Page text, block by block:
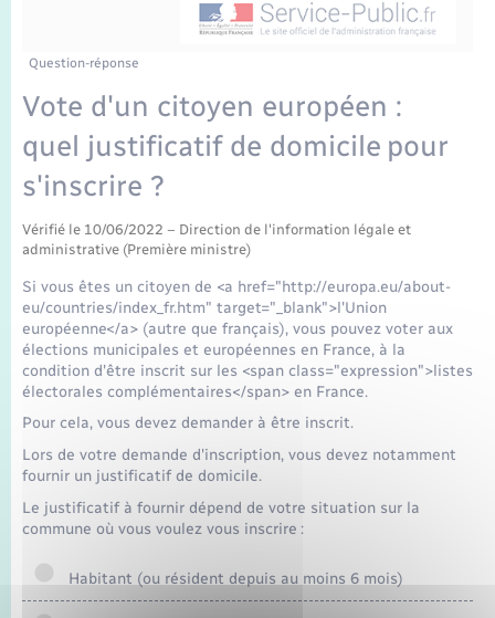
Mariage – PACS
Parrainage civil
Recensement
Question-réponse
Vote d'un citoyen européen :
quel justificatif de domicile pour
s'inscrire ?
Vérifié le 10/06/2022 – Direction de l'information légale et
administrative (Première ministre)
Si vous êtes un citoyen de <a href="http://europa.eu/about-
eu/countries/index_fr.htm" target="_blank">l'Union
européenne</a> (autre que français), vous pouvez voter aux
élections municipales et européennes en France, à la
condition d'être inscrit sur les <span class="expression">listes
électorales complémentaires</span> en France.
Pour cela, vous devez demander à être inscrit.
Lors de votre demande d'inscription, vous devez notamment
fournir un justificatif de domicile.
Le justificatif à fournir dépend de votre situation sur la
commune où vous voulez vous inscrire :
Habitant (ou résident depuis au moins 6 mois)